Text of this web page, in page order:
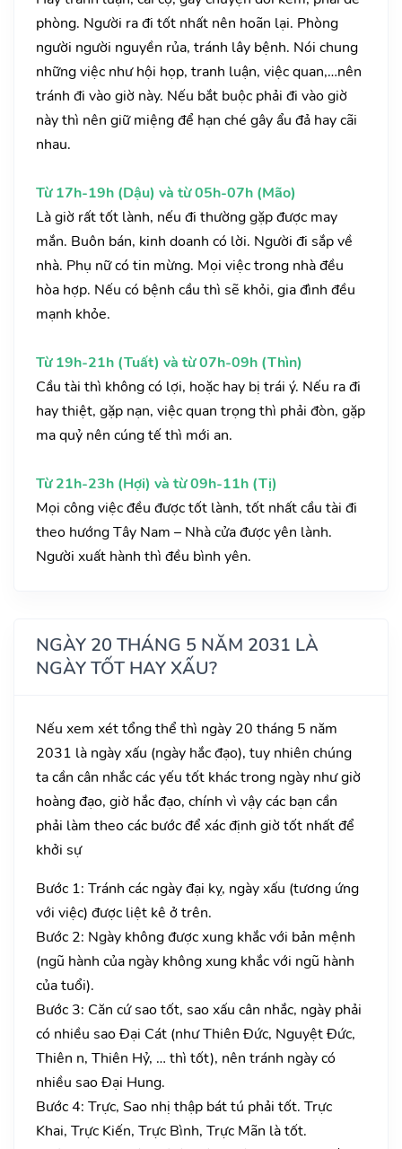
phòng. Người ra đi tốt nhất nên hoãn lại. Phòng
người người nguyền rủa, tránh lây bệnh. Nói chung
những việc như hội họp, tranh luận, việc quan,…nên
tránh đi vào giờ này. Nếu bắt buộc phải đi vào giờ
này thì nên giữ miệng để hạn ché gây ẩu đả hay cãi
nhau.
Từ 17h-19h (Dậu) và từ 05h-07h (Mão)
Là giờ rất tốt lành, nếu đi thường gặp được may
mắn. Buôn bán, kinh doanh có lời. Người đi sắp về
nhà. Phụ nữ có tin mừng. Mọi việc trong nhà đều
hòa hợp. Nếu có bệnh cầu thì sẽ khỏi, gia đình đều
mạnh khỏe.
Từ 19h-21h (Tuất) và từ 07h-09h (Thìn)
Cầu tài thì không có lợi, hoặc hay bị trái ý. Nếu ra đi
hay thiệt, gặp nạn, việc quan trọng thì phải đòn, gặp
ma quỷ nên cúng tế thì mới an.
Từ 21h-23h (Hợi) và từ 09h-11h (Tị)
Mọi công việc đều được tốt lành, tốt nhất cầu tài đi
theo hướng Tây Nam – Nhà cửa được yên lành.
Người xuất hành thì đều bình yên.
NGÀY 20 THÁNG 5 NĂM 2031 LÀ
NGÀY TỐT HAY XẤU?
Nếu xem xét tổng thể thì ngày 20 tháng 5 năm
2031 là ngày xấu (ngày hắc đạo), tuy nhiên chúng
ta cần cân nhắc các yếu tốt khác trong ngày như giờ
hoàng đạo, giờ hắc đạo, chính vì vậy các bạn cần
phải làm theo các bước để xác định giờ tốt nhất để
khởi sự
Bước 1: Tránh các ngày đại kỵ, ngày xấu (tương ứng
với việc) được liệt kê ở trên.
Bước 2: Ngày không được xung khắc với bản mệnh
(ngũ hành của ngày không xung khắc với ngũ hành
của tuổi).
Bước 3: Căn cứ sao tốt, sao xấu cân nhắc, ngày phải
có nhiều sao Đại Cát (như Thiên Đức, Nguyệt Đức,
Thiên n, Thiên Hỷ, … thì tốt), nên tránh ngày có
nhiều sao Đại Hung.
Bước 4: Trực, Sao nhị thập bát tú phải tốt. Trực
Khai, Trực Kiến, Trực Bình, Trực Mãn là tốt.